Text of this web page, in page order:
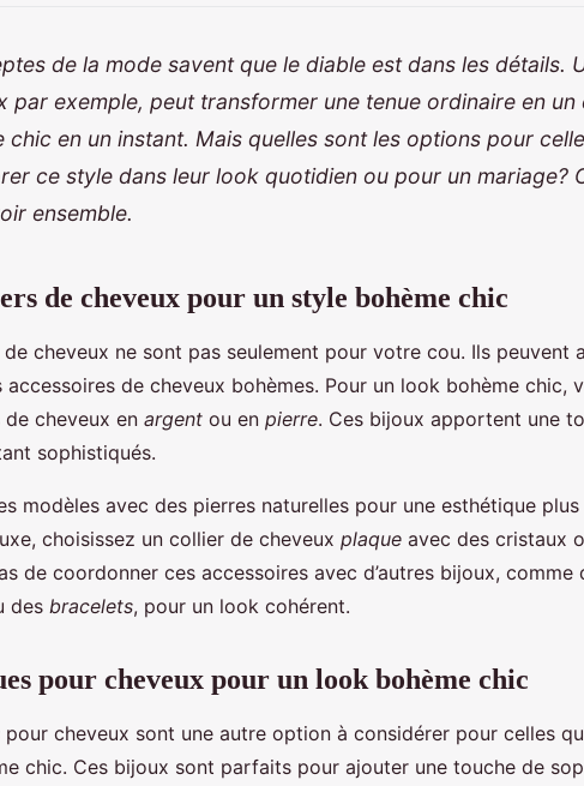
de la mode savent que le diable est dans les détails.
par exemple, peut transformer une tenue ordinaire en un
chic en un instant. Mais quelles sont les options pour
ce style dans leur look quotidien ou pour un mariage?
ensemble.
de cheveux pour un style bohème chic
de cheveux ne sont pas seulement pour votre cou. Ils peuvent
accessoires de cheveux bohèmes. Pour un look bohème chic,
cheveux en argent ou en pierre. Ces bijoux apportent une
sophistiqués.
modèles avec des pierres naturelles pour une esthétique
choisissez un collier de cheveux plaque avec des cristaux
de coordonner ces accessoires avec d’autres bijoux, comme
des bracelets, pour un look cohérent.
pour cheveux pour un look bohème chic
pour cheveux sont une autre option à considérer pour celles
chic. Ces bijoux sont parfaits pour ajouter une touche de